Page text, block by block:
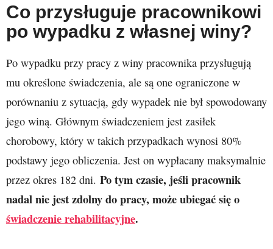
Co przysługuje pracownikowi
po wypadku z własnej winy?
Po wypadku przy pracy z winy pracownika przysługują
mu określone świadczenia, ale są one ograniczone w
porównaniu z sytuacją, gdy wypadek nie był spowodowany
jego winą. Głównym świadczeniem jest zasiłek
chorobowy, który w takich przypadkach wynosi 80%
podstawy jego obliczenia. Jest on wypłacany maksymalnie
przez okres 182 dni. Po tym czasie, jeśli pracownik
nadal nie jest zdolny do pracy, może ubiegać się o
świadczenie rehabilitacyjne.